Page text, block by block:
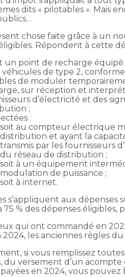
dits « pilotables ». Mais
chose faite grâce à un
Répondent à cette
un point de recharge
de type 2,
de moduler
sur réception et
d’électricité et des
;
:
soit au compteur électrique
distribution et ayant la
transmis par les fournisseurs
du réseau de distribution ;
soit à un équipement
modulation de puissance ;
soit à internet.
s’appliquent aux dépenses
75 % des dépenses éligibles,
qui ont commandé en
2024, les anciennes règles
si vous remplissez
du versement d’un
en 2024, vous pouvez